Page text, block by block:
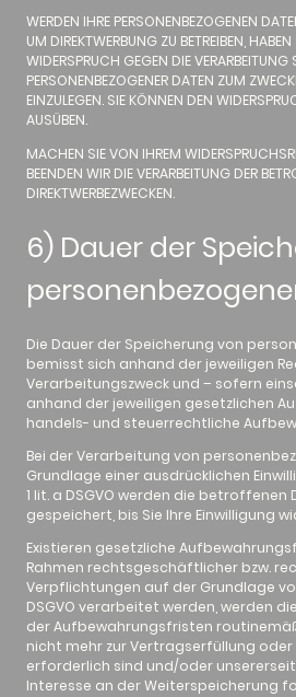
WERDEN IHRE PERSONENBEZOGENEN
UM DIREKTWERBUNG ZU BETREIBEN,
WIDERSPRUCH GEGEN DIE VERARBEITUNG
PERSONENBEZOGENER DATEN ZUM
EINZULEGEN. SIE KÖNNEN DEN
AUSÜBEN.
MACHEN SIE VON IHREM
BEENDEN WIR DIE VERARBEITUNG DER
DIREKTWERBEZWECKEN.
6) Dauer der
Die Dauer der Speicherung von
bemisst sich anhand der jeweiligen
Verarbeitungszweck und – sofern
anhand der jeweiligen gesetzlichen
handels- und steuerrechtliche
Bei der Verarbeitung von
Grundlage einer ausdrücklichen
1 lit. a DSGVO werden die betroffenen
gespeichert, bis Sie Ihre Einwilligung
Existieren gesetzliche
Rahmen rechtsgeschäftlicher bzw.
Verpflichtungen auf der Grundlage
DSGVO verarbeitet werden, werden
der Aufbewahrungsfristen
nicht mehr zur Vertragserfüllung
erforderlich sind und/oder
Interesse an der Weiterspeicherung